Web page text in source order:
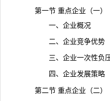
第一节 重点企业（一）
一、企业概况
二、企业竞争优势
三、企业一次性负压
四、企业发展策略
第二节 重点企业（二）